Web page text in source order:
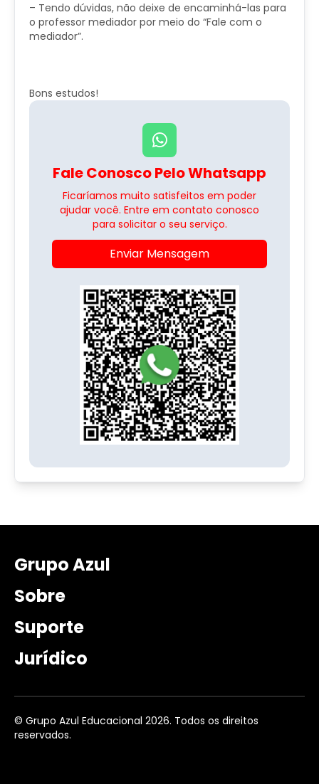
– Tendo dúvidas, não deixe de encaminhá-las para
o professor mediador por meio do “Fale com o
mediador”.​
Bons estudos!
Fale Conosco Pelo Whatsapp
Ficaríamos muito satisfeitos em poder
ajudar você. Entre em contato conosco
para solicitar o seu serviço.
Enviar Mensagem
Grupo Azul
Sobre
Suporte
Jurídico
© Grupo Azul Educacional 2026. Todos os direitos
reservados.